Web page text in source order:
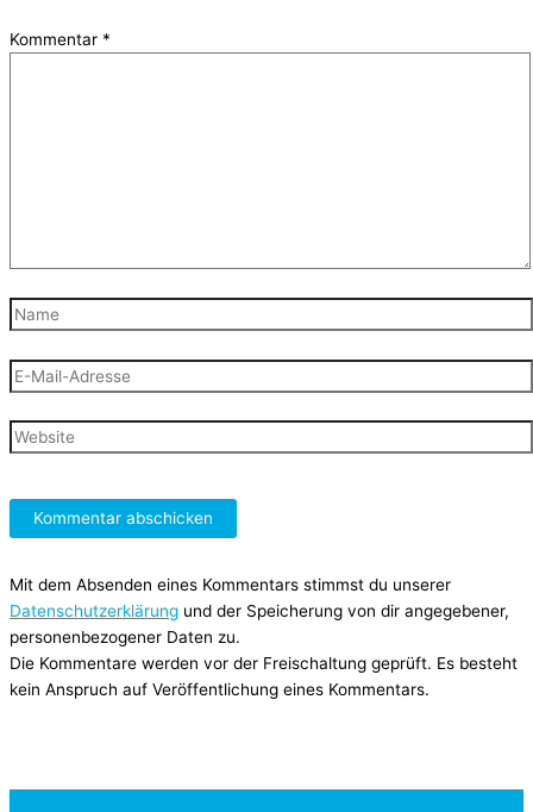
Kommentar *
Name
E-
Mail-
Adresse
Website
Mit dem Absenden eines Kommentars stimmst du unserer
Datenschutzerklärung und der Speicherung von dir angegebener,
personenbezogener Daten zu.
Die Kommentare werden vor der Freischaltung geprüft. Es besteht
kein Anspruch auf Veröffentlichung eines Kommentars.